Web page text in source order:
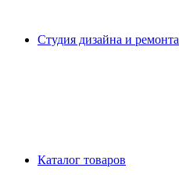
Студия дизайна и ремонта
Каталог товаров